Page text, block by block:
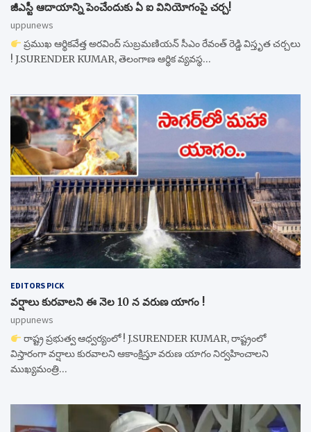
జీఎస్టీ ఆదాయాన్ని పెంచేందుకు ఏ ఐ వినియోగంపై చర్చ!
uppunews
ప్రముఖ ఆర్థికవేత్త అరవింద్ సుబ్రమణియన్ సీఎం రేవంత్ రెడ్డి విస్తృత చర్చలు
! J.SURENDER KUMAR, తెలంగాణ ఆర్థిక వ్యవస్థ…
EDITORS PICK
వర్షాలు కురవాలని ఈ నెల 10 న వరుణ యాగం !
uppunews
రాష్ట్ర ప్రభుత్వ ఆధ్వర్యంలో ! J.SURENDER KUMAR, రాష్ట్రంలో
విస్తారంగా వర్షాలు కురవాలని ఆకాంక్షిస్తూ వరుణ యాగం నిర్వహించాలని
ముఖ్యమంత్రి…